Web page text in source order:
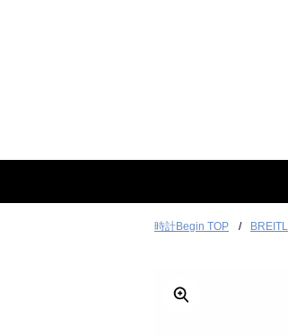
時計Begin TOP